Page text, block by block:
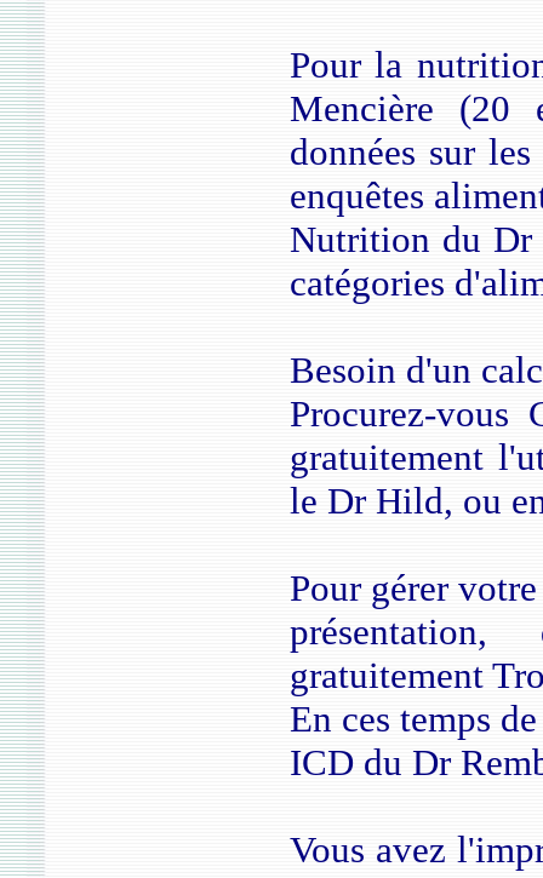
Pour la
Mencière (20
données sur
enquêtes
Nutrition du Dr
catégories
Besoin d'un
Procurez-
gratuitement
le Dr Hild, ou
Pour gérer
gratuitement
En ces temps
ICD du Dr
Vous avez